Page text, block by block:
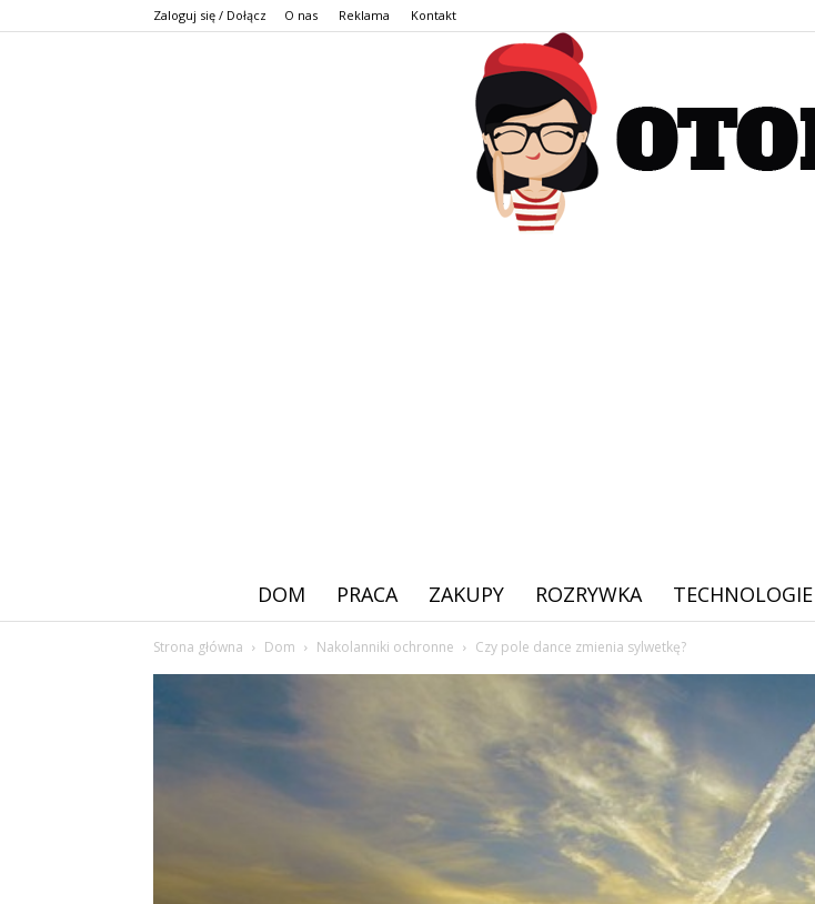
Zaloguj się / Dołącz O nas Reklama Kontakt
DOM PRACA ZAKUPY ROZRYWKA TECHNOLOGIE
Strona główna Dom Nakolanniki ochronne Czy pole dance zmienia sylwetkę?